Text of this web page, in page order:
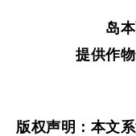
岛
提供作
版权声明：本文